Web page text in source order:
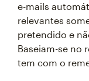
e-mails
relevantes
pretendido e
Baseiam-se no
tem com o